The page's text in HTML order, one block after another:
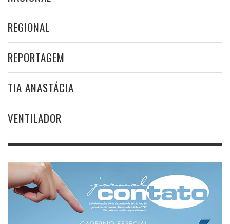
REGIONAL
REPORTAGEM
TIA ANASTÁCIA
VENTILADOR